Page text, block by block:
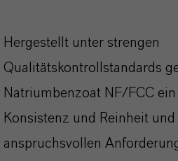
Hergestellt unter strengen
Qualitätskontrollstandards
Natriumbenzoat NF/FCC
Konsistenz und Reinheit
anspruchsvollen